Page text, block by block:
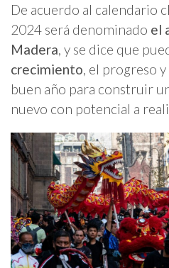
De acuerdo al calendario
2024 será denominado el
Madera, y se dice que
crecimiento, el progreso
buen año para construir
nuevo con potencial a